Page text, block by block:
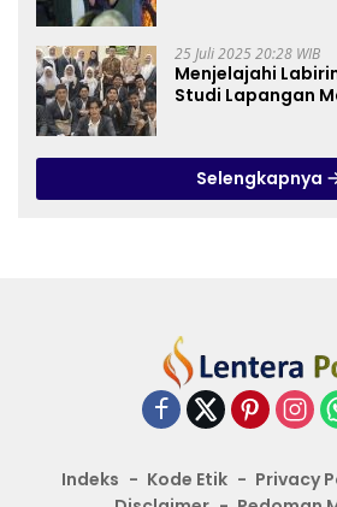
25 Juli 2025 20:28 WIB
Menjelajahi
Studi Lapangan
Selengkapnya
Indeks Kode Etik Privacy